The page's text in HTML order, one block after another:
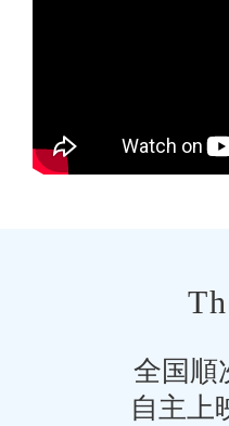
全国順
自主上